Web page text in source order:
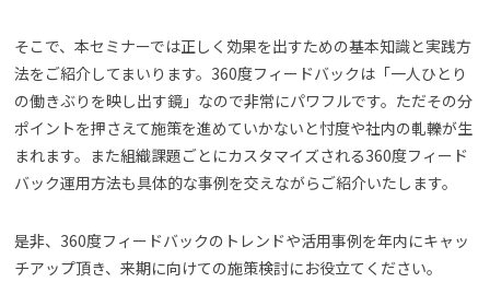
そこで、本セミナーでは正しく効果を出すための基本知識と実践方
法をご紹介してまいります。360度フィードバックは「一人ひとり
の働きぶりを映し出す鏡」なので非常にパワフルです。ただその分
ポイントを押さえて施策を進めていかないと忖度や社内の軋轢が生
まれます。また組織課題ごとにカスタマイズされる360度フィード
バック運用方法も具体的な事例を交えながらご紹介いたします。
是非、360度フィードバックのトレンドや活用事例を年内にキャッ
チアップ頂き、来期に向けての施策検討にお役立てください。